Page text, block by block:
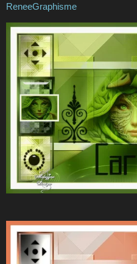
ReneeGraphisme